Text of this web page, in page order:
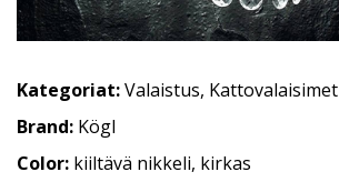
Kategoriat:Valaistus, Kattovalaisimet
Brand: Kögl
Color: kiiltävä nikkeli, kirkas